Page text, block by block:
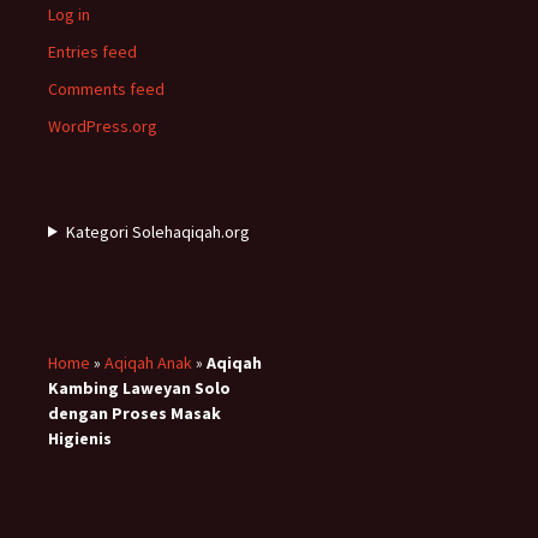
Log in
Entries feed
Comments feed
WordPress.org
Kategori Solehaqiqah.org
Home » Aqiqah Anak » Aqiqah
Kambing Laweyan Solo
dengan Proses Masak
Higienis